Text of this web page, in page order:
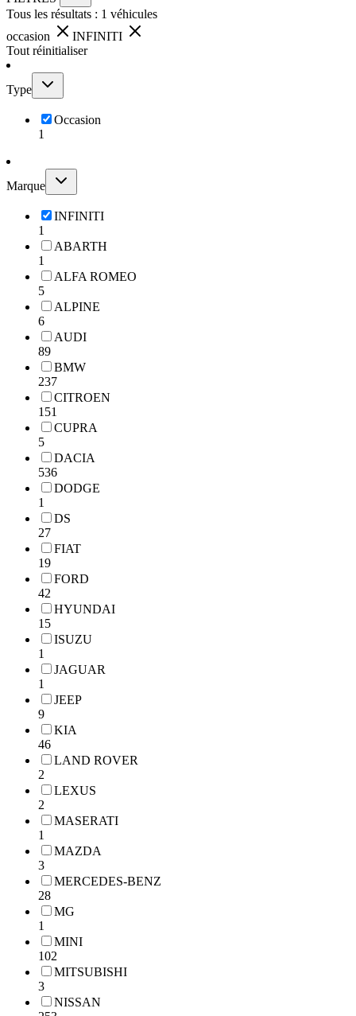
Tous les résultats : 1 véhicules
occasion
INFINITI
Tout réinitialiser
Type
Occasion
1
Marque
INFINITI
1
ABARTH
1
ALFA ROMEO
5
ALPINE
6
AUDI
89
BMW
237
CITROEN
151
CUPRA
5
DACIA
536
DODGE
1
DS
27
FIAT
19
FORD
42
HYUNDAI
15
ISUZU
1
JAGUAR
1
JEEP
9
KIA
46
LAND ROVER
2
LEXUS
2
MASERATI
1
MAZDA
3
MERCEDES-BENZ
28
MG
1
MINI
102
MITSUBISHI
3
NISSAN